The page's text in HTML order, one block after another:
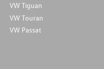
VW Tiguan
VW Touran
VW Passat